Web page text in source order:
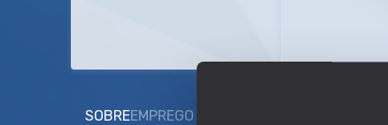
SOBREEMPREGO E SALÁRIO